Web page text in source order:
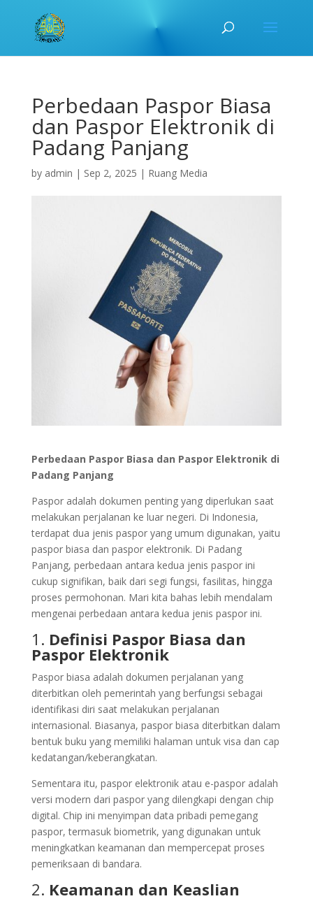
Perbedaan Paspor Biasa
dan Paspor Elektronik di
Padang Panjang
by admin | Sep 2, 2025 | Ruang Media
Perbedaan Paspor Biasa dan Paspor Elektronik di
Padang Panjang
Paspor adalah dokumen penting yang diperlukan saat
melakukan perjalanan ke luar negeri. Di Indonesia,
terdapat dua jenis paspor yang umum digunakan, yaitu
paspor biasa dan paspor elektronik. Di Padang
Panjang, perbedaan antara kedua jenis paspor ini
cukup signifikan, baik dari segi fungsi, fasilitas, hingga
proses permohonan. Mari kita bahas lebih mendalam
mengenai perbedaan antara kedua jenis paspor ini.
1. Definisi Paspor Biasa dan
Paspor Elektronik
Paspor biasa adalah dokumen perjalanan yang
diterbitkan oleh pemerintah yang berfungsi sebagai
identifikasi diri saat melakukan perjalanan
internasional. Biasanya, paspor biasa diterbitkan dalam
bentuk buku yang memiliki halaman untuk visa dan cap
kedatangan/keberangkatan.
Sementara itu, paspor elektronik atau e-paspor adalah
versi modern dari paspor yang dilengkapi dengan chip
digital. Chip ini menyimpan data pribadi pemegang
paspor, termasuk biometrik, yang digunakan untuk
meningkatkan keamanan dan mempercepat proses
pemeriksaan di bandara.
2. Keamanan dan Keaslian